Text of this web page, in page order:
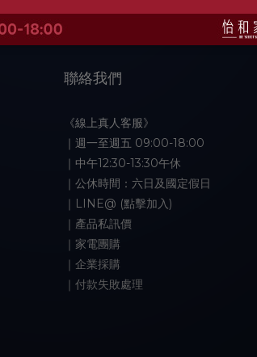
聯絡我們
《線上真人客服》
｜週一至週五 09:00-18:00
｜中午12:30-13:30午休
｜公休時間：六日及國定假日
｜LINE@ (點擊加入)
｜產品私訊價
｜家電團購
｜企業採購
｜付款失敗處理